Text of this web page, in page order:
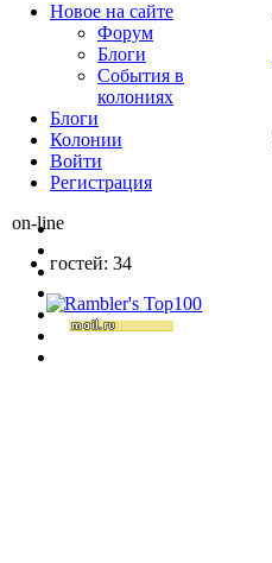
Новое на сайте
Форум
Блоги
События в
колониях
Блоги
Колонии
Войти
Peгиcтpaция
on-line
гостей: 34